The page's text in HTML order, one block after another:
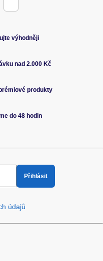
výhodněji
nad 2.000 Kč
produkty
do 48 hodin
Přihlásit
údajů